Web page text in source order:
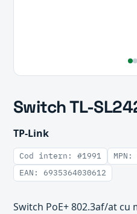
Switch TL-
TP-Link
Cod intern: #1991
EAN: 6935364030612
Switch PoE+ 802.3af/at cu